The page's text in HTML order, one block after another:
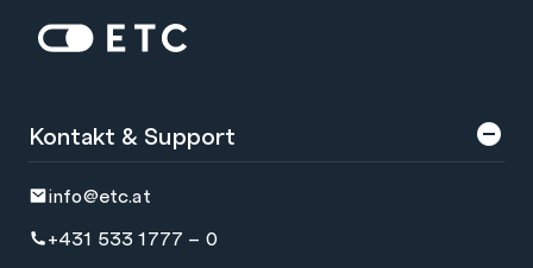
Startseite: ETC
Kontakt & Support
info@etc.at
+431 533 1777 – 0